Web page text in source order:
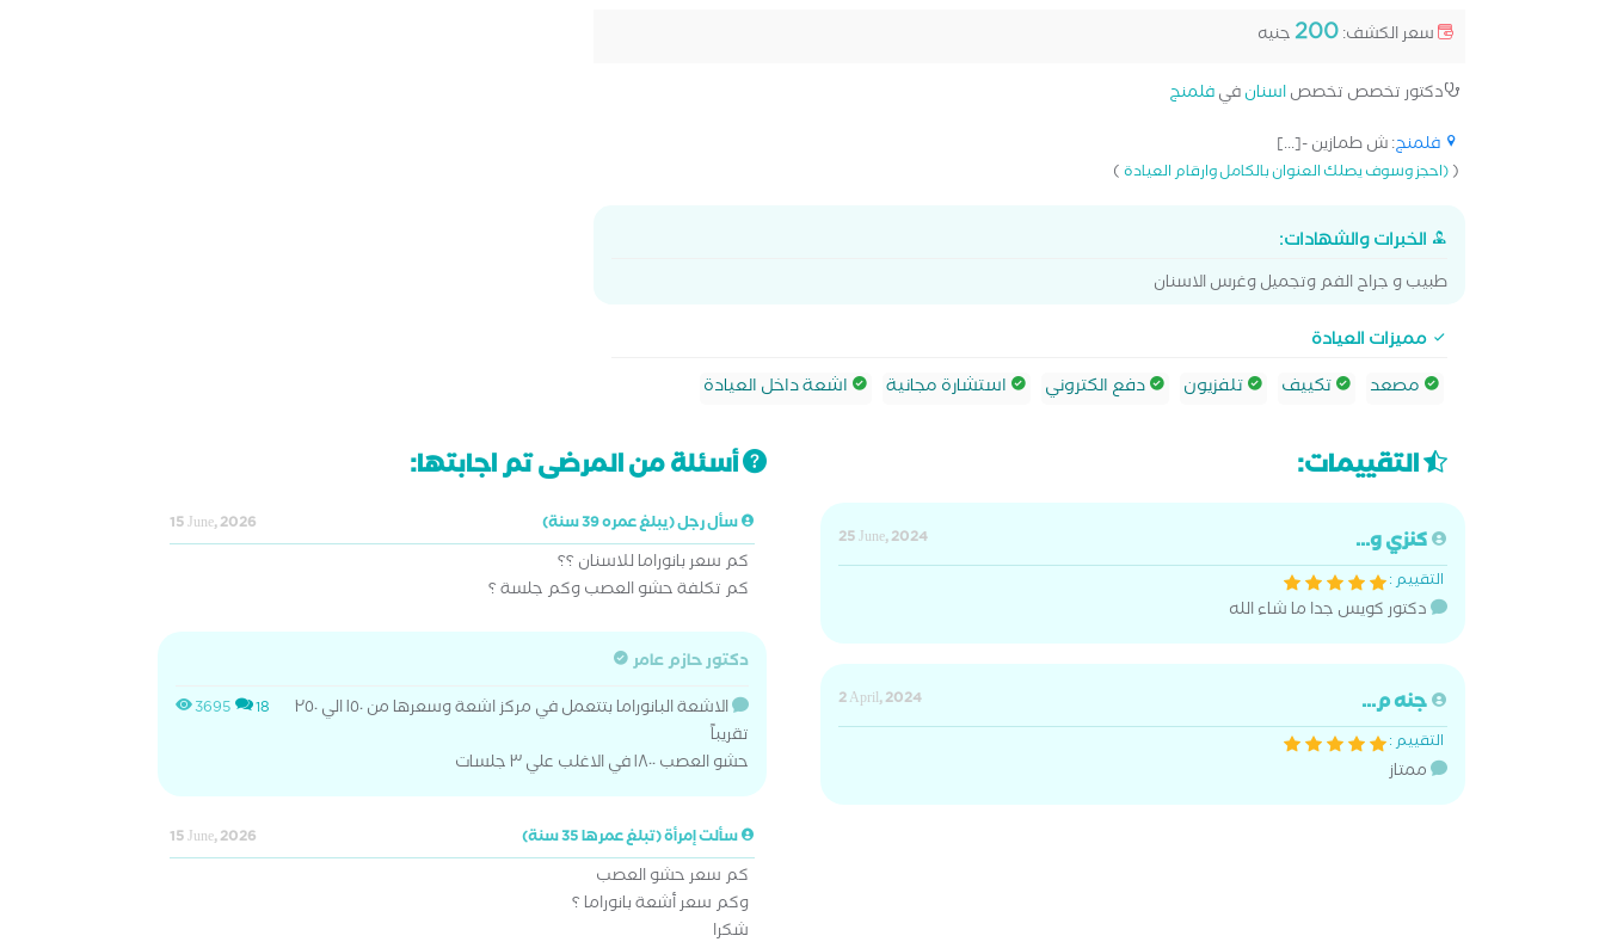
سعر الكشف:200جنيه
دكتور تخصص تخصصاسنانفيفلمنج
فلمنج: ش طمازين -[...]
((احجز وسوف يصلك العنوان بالكامل وارقام العيادة)
الخبرات والشهادات:
طبيب و جراح الفم وتجميل وغرس الاسنان
مميزات العيادة
مصعد
تكييف تلفزيون دفع الكتروني استشارة مجانية اشعة داخل العيادة
التقييمات:
كنزي و...
25 June, 2024
التقييم :
دكتور كويس جدا ما شاء الله
جنه م...
2 April, 2024
التقييم :
ممتاز
أسئلة من المرضى تم اجابتها:
سأل رجل (يبلغ عمره 39 سنة) 15 June, 2026
كم سعر بانوراما للاسنان ؟؟
كم تكلفة حشو العصب وكم جلسة ؟
دكتور حازم عامر
3695 18
الاشعة البانوراما بتتعمل في مركز اشعة وسعرها من ١٥٠ الي ٢٥٠
تقريباً
حشو العصب ١٨٠٠ في الاغلب علي ٣ جلسات
سألت إمرأة (تبلغ عمرها 35 سنة) 15 June, 2026
كم سعر حشو العصب
وكم سعر أشعة بانوراما ؟
شكرا